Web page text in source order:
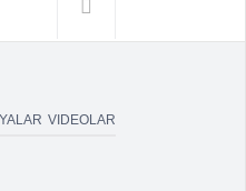
VIDEOLAR